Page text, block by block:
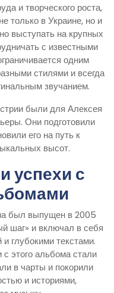
и творческого роста,
только в Украине, но и
выступать на крупных
с известными
одним
стилями и всегда
звучанием.
были для Алексея
Они подготовили
его на путь к
высот.
успехи с
был выпущен в 2005
шаг» и включал в себя
и глубокими текстами.
этого альбома стали
в чарты и покорили
и историями,